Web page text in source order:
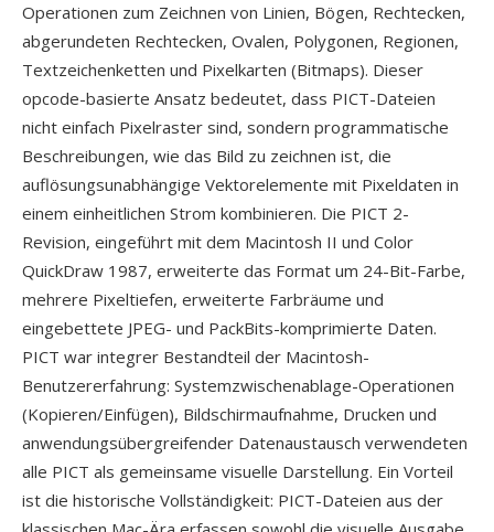
Operationen zum Zeichnen von Linien, Bögen, Rechtecken,
abgerundeten Rechtecken, Ovalen, Polygonen, Regionen,
Textzeichenketten und Pixelkarten (Bitmaps). Dieser
opcode-basierte Ansatz bedeutet, dass PICT-Dateien
nicht einfach Pixelraster sind, sondern programmatische
Beschreibungen, wie das Bild zu zeichnen ist, die
auflösungsunabhängige Vektorelemente mit Pixeldaten in
einem einheitlichen Strom kombinieren. Die PICT 2-
Revision, eingeführt mit dem Macintosh II und Color
QuickDraw 1987, erweiterte das Format um 24-Bit-Farbe,
mehrere Pixeltiefen, erweiterte Farbräume und
eingebettete JPEG- und PackBits-komprimierte Daten.
PICT war integrer Bestandteil der Macintosh-
Benutzererfahrung: Systemzwischenablage-Operationen
(Kopieren/Einfügen), Bildschirmaufnahme, Drucken und
anwendungsübergreifender Datenaustausch verwendeten
alle PICT als gemeinsame visuelle Darstellung. Ein Vorteil
ist die historische Vollständigkeit: PICT-Dateien aus der